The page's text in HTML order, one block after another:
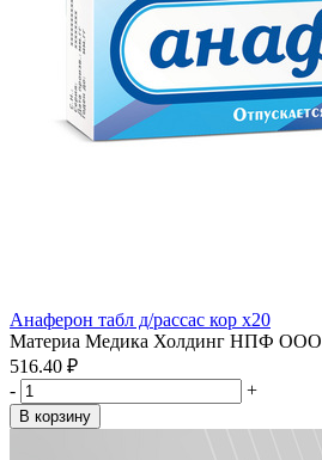
Анаферон табл д/рассас кор x20
Материа Медика Холдинг НПФ ООО
516.40 ₽
-
+
В корзину